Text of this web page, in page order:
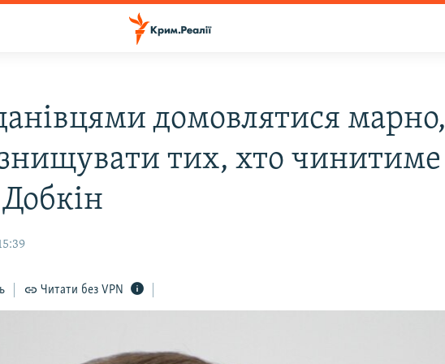
домовлятися марно,
тих, хто чинитиме
Читати без VPN